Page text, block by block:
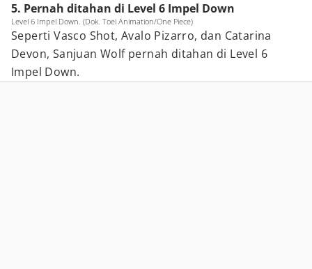
5. Pernah ditahan di Level 6 Impel Down
Level 6 Impel Down. (Dok. Toei Animation/One Piece)
Seperti Vasco Shot, Avalo Pizarro, dan Catarina
Devon, Sanjuan Wolf pernah ditahan di Level 6
Impel Down.